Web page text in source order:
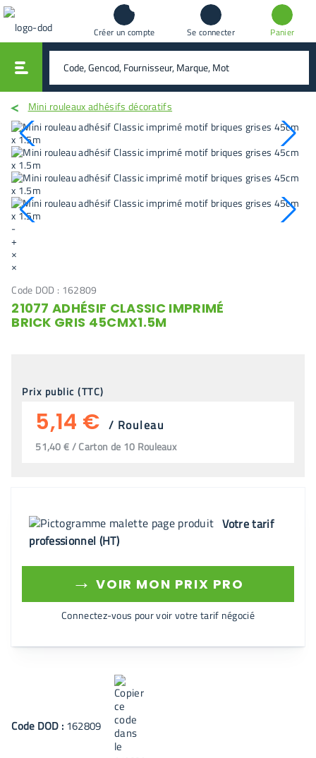
Créer un compte Se connecter Panier
rechercher
Mini rouleaux adhésifs décoratifs
-
+
×
×
Code DOD : 162809
21077 ADHÉSIF CLASSIC IMPRIMÉ
BRICK GRIS 45CMX1.5M
Prix public (TTC)
5,14 € / Rouleau
51,40 € / Carton de 10 Rouleaux
Votre tarif
professionnel (HT)
→ VOIR MON PRIX PRO
Connectez-vous pour voir votre tarif négocié
Code DOD : 162809